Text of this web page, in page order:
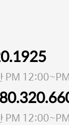
임자 김상현
4다길 41 마포
포-3931호
PM
PM